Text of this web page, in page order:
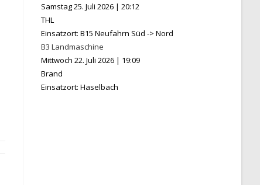
Samstag 25. Juli 2026 |20:12
THL
Einsatzort: B15 Neufahrn Süd -> Nord
B3 Landmaschine
Mittwoch 22. Juli 2026 | 19:09
Brand
Einsatzort: Haselbach